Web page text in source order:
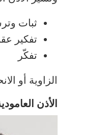
ثبات
تفكير
تفكّر
الزاوية أو
الأذن